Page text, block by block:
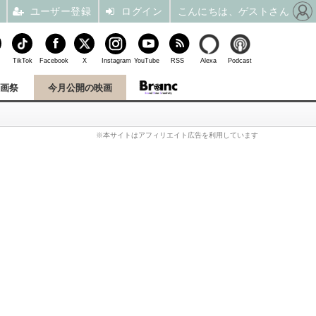
祭 今月公開の映画
※本サイトはアフィリエイト広告を利用しています
TikTok Facebook X Instagram YouTube RSS Alexa Podcast
ユーザー登録 ログイン こんにちは、ゲストさん